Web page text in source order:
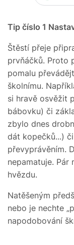
Tip číslo 1
Štěstí přeje
prvňáčků. Proto
pomalu
školnímu.
si hravě osvěžit
bábovku) či
zbylo dnes
dát kopečků...)
převyprávěním.
nepamatuje. Pár
hvězdu.
Natěšeným
nebo je nechte
napodobování